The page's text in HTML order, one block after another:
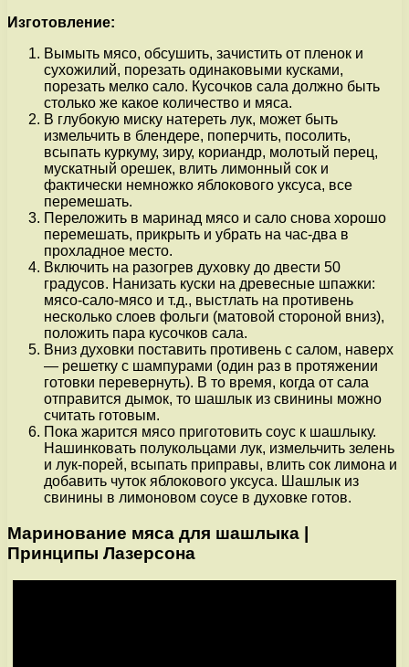
Изготовление:
Вымыть мясо, обсушить, зачистить от пленок и
сухожилий, порезать одинаковыми кусками,
порезать мелко сало. Кусочков сала должно быть
столько же какое количество и мяса.
В глубокую миску натереть лук, может быть
измельчить в блендере, поперчить, посолить,
всыпать куркуму, зиру, кориандр, молотый перец,
мускатный орешек, влить лимонный сок и
фактически немножко яблокового уксуса, все
перемешать.
Переложить в маринад мясо и сало снова хорошо
перемешать, прикрыть и убрать на час-два в
прохладное место.
Включить на разогрев духовку до двести 50
градусов. Нанизать куски на древесные шпажки:
мясо-сало-мясо и т.д., выстлать на противень
несколько слоев фольги (матовой стороной вниз),
положить пара кусочков сала.
Вниз духовки поставить противень с салом, наверх
— решетку с шампурами (один раз в протяжении
готовки перевернуть). В то время, когда от сала
отправится дымок, то шашлык из свинины можно
считать готовым.
Пока жарится мясо приготовить соус к шашлыку.
Нашинковать полукольцами лук, измельчить зелень
и лук-порей, всыпать приправы, влить сок лимона и
добавить чуток яблокового уксуса. Шашлык из
свинины в лимоновом соусе в духовке готов.
Маринование мяса для шашлыка |
Принципы Лазерсона